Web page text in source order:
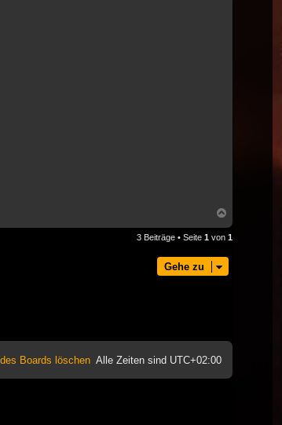
oben
3 Beiträge • Seite 1 von 1
Gehe zu
Alle Zeiten sind UTC+02:00
Boards löschen